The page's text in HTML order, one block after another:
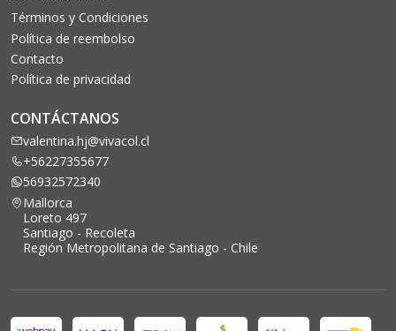
Términos y Condiciones
Política de reembolso
Contacto
Política de privacidad
CONTÁCTANOS
valentina.hj@vivacol.cl
+56227355677
56932572340
Mallorca
Loreto 497
Santiago - Recoleta
Región Metropolitana de Santiago - Chile